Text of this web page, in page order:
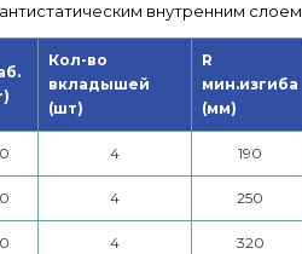
внутренним слоем.
Кол-во
вкладышей
(шт)
R
мин.изгиба
(мм)
4 190
4 250
4 320